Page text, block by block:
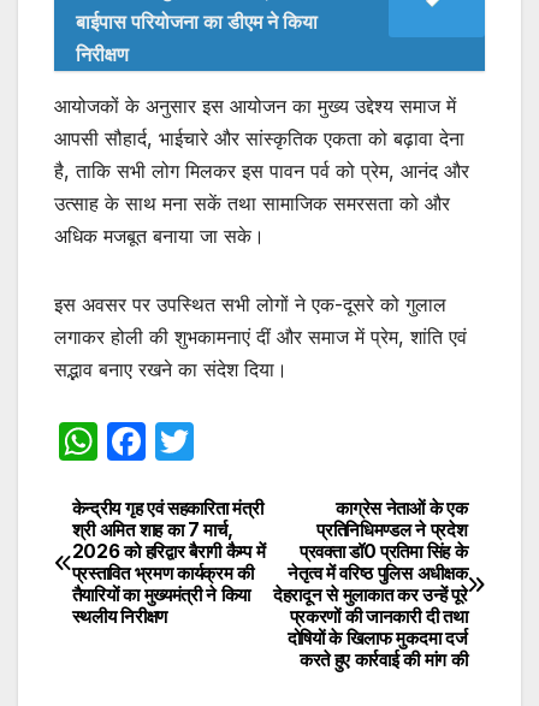
बाईपास परियोजना का डीएम ने किया
निरीक्षण
आयोजकों के अनुसार इस आयोजन का मुख्य उद्देश्य समाज में
आपसी सौहार्द, भाईचारे और सांस्कृतिक एकता को बढ़ावा देना
है, ताकि सभी लोग मिलकर इस पावन पर्व को प्रेम, आनंद और
उत्साह के साथ मना सकें तथा सामाजिक समरसता को और
अधिक मजबूत बनाया जा सके।
इस अवसर पर उपस्थित सभी लोगों ने एक-दूसरे को गुलाल
लगाकर होली की शुभकामनाएं दीं और समाज में प्रेम, शांति एवं
सद्भाव बनाए रखने का संदेश दिया।
W
at
s
A
p
F
c
e
b
o
itt
er
Post
navigation
काग्रेस नेताओं के एक
प्रतिनिधिमण्डल ने प्रदेश
प्रवक्ता डॉ0 प्रतिमा सिंह के
नेतृत्व में वरिष्ठ पुलिस अधीक्षक
देहरादून से मुलाकात कर उन्हें पूरे
प्रकरणों की जानकारी दी तथा
दोषियों के खिलाफ मुकदमा दर्ज
करते हुए कार्रवाई की मांग की
केन्द्रीय गृह एवं सहकारिता मंत्री
श्री अमित शाह का 7 मार्च,
2026 को हरिद्वार बैरागी कैम्प में
प्रस्तावित भ्रमण कार्यक्रम की
तैयारियों का मुख्यमंत्री ने किया
स्थलीय निरीक्षण